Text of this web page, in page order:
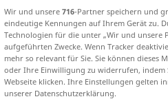
antippen)
Wir und unsere 716-Partner speichern und
eindeutige Kennungen auf Ihrem Gerät zu.
Technologien für die unter „Wir und unsere
aufgeführten Zwecke. Wenn Tracker
mehr so relevant für Sie. Sie können dieses
oder Ihre Einwilligung zu widerrufen, indem
Webseite klicken. Ihre Einstellungen gelten
unserer Datenschutzerklärung.